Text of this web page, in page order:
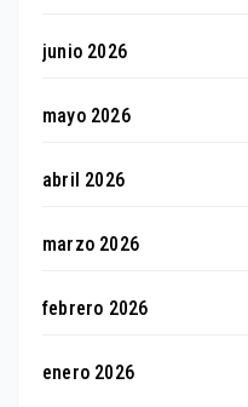
junio 2026
mayo 2026
abril 2026
marzo 2026
febrero 2026
enero 2026